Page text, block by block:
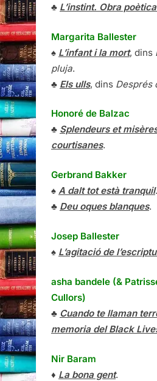
♣ L’instint. Obra poètica
Margarita Ballester
♠ L’infant i la mort, dins
pluja.
♣ Els ulls, dins Després
Honoré de Balzac
♣ Splendeurs et
courtisanes.
Gerbrand Bakker
♠ A dalt tot està tranquil.
♣ Deu oques blanques.
Josep Ballester
♠ L’agitació de
asha bandele (&
Cullors)
♣ Cuando te llaman
memoria del Black
Nir Baram
♦ La bona gent.